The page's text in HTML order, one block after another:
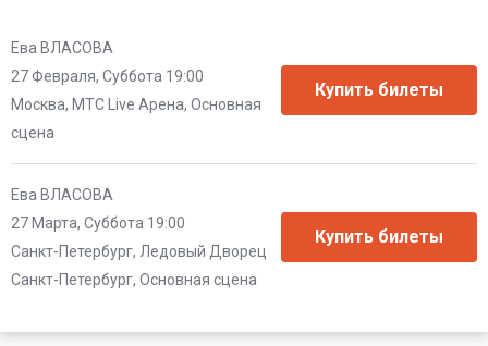
Ева ВЛАСОВА
27 Февраля, Суббота 19:00
Москва, МТС Live Арена, Основная
сцена
Ева ВЛАСОВА
27 Марта, Суббота 19:00
Санкт-Петербург, Ледовый Дворец
Санкт-Петербург, Основная сцена